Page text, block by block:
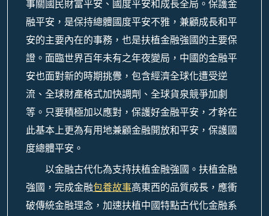
事關國民財富平安、國度平安和成長全局。保護金
融平安，是保持總體國度平安不雅，兼顧成長和平
安的主要內在的事務，也是扶植金融強國的主要保
證。面臨世界百年未有之年夜變局，中國的金融平
安也面對新的時期挑釁，包含經濟全球化遭受逆
流、全球財產格式加快調劑、全球貨泉競爭加劇
等。只要積極加以應對，保護好金融平安，才幹在
此基本上更為有用地兼顧金融開放和平安，保護國
度總體平安。
以金融古代化為支持扶植金融強國。扶植金融
強國，完成金融包養故事高東西的品質成長，應衝
破傳統金融理念，加速扶植中國特點古代化金融系